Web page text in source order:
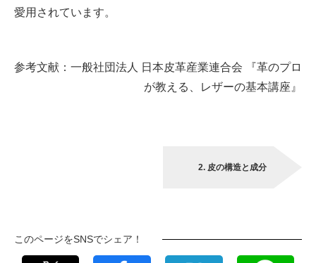
愛用されています。
参考文献：一般社団法人 日本皮革産業連合会 『革のプロ
が教える、レザーの基本講座』
2. 皮の構造と成分
このページをSNSでシェア！